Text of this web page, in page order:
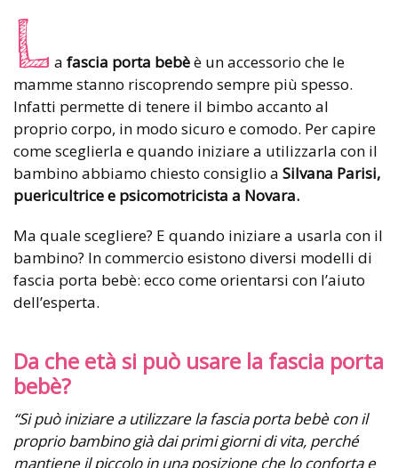
L a fascia porta bebèè un accessorio che le
mamme stanno riscoprendo sempre più spesso.
Infatti permette di tenere il bimbo accanto al
proprio corpo, in modo sicuro e comodo. Per capire
come sceglierla e quando iniziare a utilizzarla con il
bambino abbiamo chiesto consiglio a Silvana Parisi,
puericultrice e psicomotricista a Novara.
Ma quale scegliere? E quando iniziare a usarla con il
bambino? In commercio esistono diversi modelli di
fascia porta bebè: ecco come orientarsi con l’aiuto
dell’esperta.
Da che età si può usare la fascia porta
bebè?
“Si può iniziare a utilizzare la fascia porta bebè con il
proprio bambino già dai primi giorni di vita, perché
mantiene il piccolo in una posizione che lo conforta e